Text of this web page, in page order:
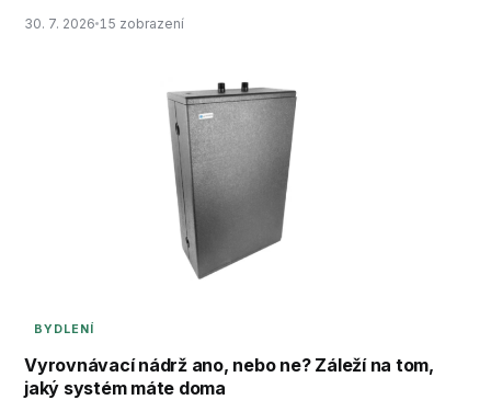
30. 7. 2026 15 zobrazení
BYDLENÍ
Vyrovnávací nádrž ano, nebo ne? Záleží na tom,
jaký systém máte doma